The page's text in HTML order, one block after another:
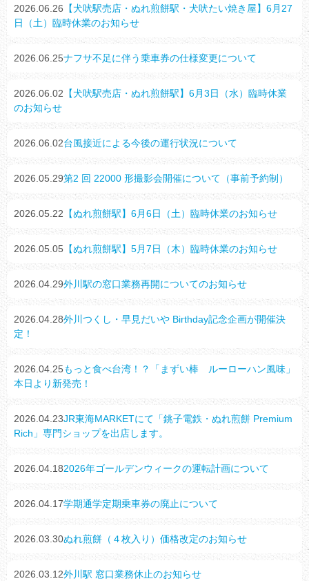
2026.06.26 【犬吠駅売店・ぬれ煎餅駅・犬吠たい焼き屋】6月27
日（土）臨時休業のお知らせ
2026.06.25ナフサ不足に伴う乗車券の仕様変更について
2026.06.02 【犬吠駅売店・ぬれ煎餅駅】6月3日（水）臨時休業
のお知らせ
2026.06.02台風接近による今後の運行状況について
2026.05.29第2 回 22000 形撮影会開催について（事前予約制）
2026.05.22 【ぬれ煎餅駅】6月6日（土）臨時休業のお知らせ
2026.05.05 【ぬれ煎餅駅】5月7日（木）臨時休業のお知らせ
2026.04.29外川駅の窓口業務再開についてのお知らせ
2026.04.28外川つくし・早見だいや Birthday記念企画が開催決
定！
2026.04.25もっと食べ台湾！？「まずい棒 ルーローハン風味」
本日より新発売！
2026.04.23JR東海MARKETにて「銚子電鉄・ぬれ煎餅 Premium
Rich」専門ショップを出店します。
2026.04.182026年ゴールデンウィークの運転計画について
2026.04.17学期通学定期乗車券の廃止について
2026.03.30ぬれ煎餅（４枚入り）価格改定のお知らせ
2026.03.12外川駅 窓口業務休止のお知らせ